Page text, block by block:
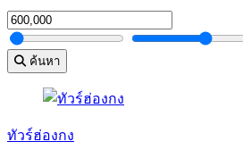
ค้นหา
ทัวร์ฮ่องกง